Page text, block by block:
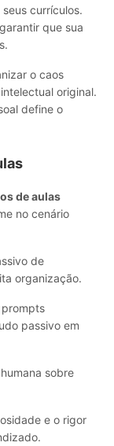
currículos.
que sua
o caos
original.
define o
de aulas
no cenário
de
organização.
prompts
passivo em
sobre
e o rigor